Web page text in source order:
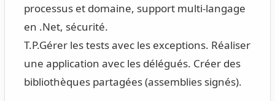
processus et domaine, support multi-langage
en .Net, sécurité.
T.P.Gérer les tests avec les exceptions. Réaliser
une application avec les délégués. Créer des
bibliothèques partagées (assemblies signés).